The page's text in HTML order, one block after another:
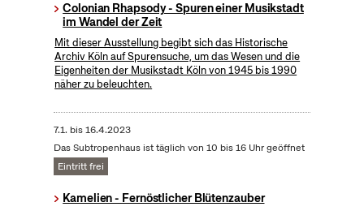
Colonian Rhapsody - Spuren einer Musikstadt
im Wandel der Zeit
Mit dieser Ausstellung begibt sich das Historische
Archiv Köln auf Spurensuche, um das Wesen und die
Eigenheiten der Musikstadt Köln von 1945 bis 1990
näher zu beleuchten.
7.1. bis16.4.2023
Das Subtropenhaus ist täglich von 10 bis 16 Uhr geöffnet
Eintritt frei
Kamelien - Fernöstlicher Blütenzauber